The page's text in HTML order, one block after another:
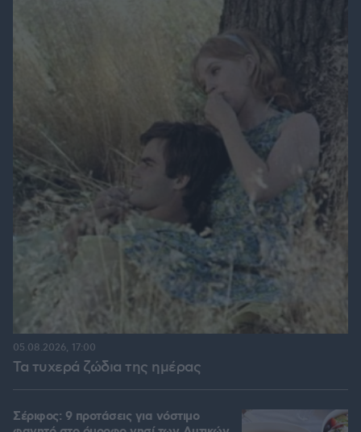
Τα τυχερά ζώδια της ημέρας
05.08.2026, 17:00
Σέριφος: 9 προτάσεις για νόστιμο